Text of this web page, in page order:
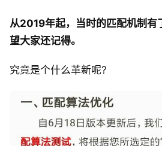
从2019年起，当时的匹配机制有
望大家还记得。
究竟是个什么革新呢?